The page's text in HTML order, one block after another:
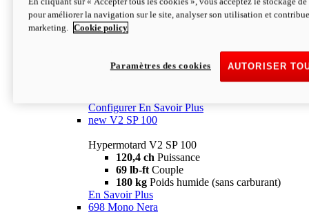
Configurer En Savoir Plus
newV2 SP
69 lb-ftCouple
Poids humide (sans carburant)
Configurer En Savoir Plus
new V2 SP 100
Hypermotard V2 SP 100
120,4 ch Puissance
69 lb-ft Couple
180 kg Poids humide (sans carburant)
En Savoir Plus
698 Mono Nera
pour améliorer la navigation sur le site, analyser son utilisation et
marketing.
Cookie policy
AUTORISER
Paramètres des cookies